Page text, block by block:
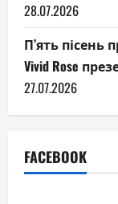
28.07.2026
П’ять пісень
Vivid Rose
27.07.2026
FACEBOOK